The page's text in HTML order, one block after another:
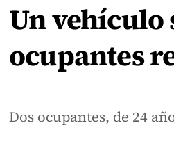
Un vehículo
ocupantes
Dos ocupantes, de 24